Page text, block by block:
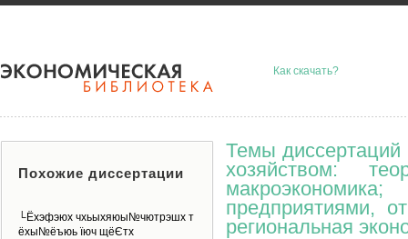
Как скачать?
Темы диссертаций
хозяйством:
предприятиями,
региональная
Похожие диссертации
└Ёхэфэюх чхьыхяюы№чютрэшх т
ёхы№ёъюь їюч щёЄтх